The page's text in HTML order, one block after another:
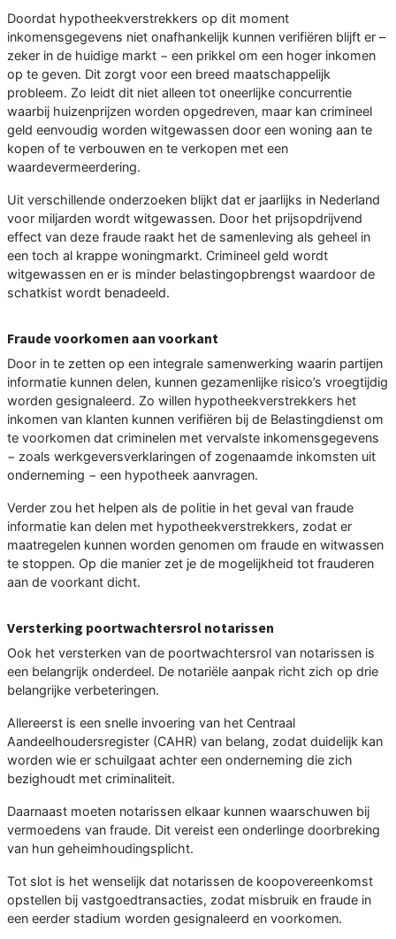
Doordat hypotheekverstrekkers op dit moment
inkomensgegevens niet onafhankelijk kunnen verifiëren blijft er –
zeker in de huidige markt − een prikkel om een hoger inkomen
op te geven. Dit zorgt voor een breed maatschappelijk
probleem. Zo leidt dit niet alleen tot oneerlijke concurrentie
waarbij huizenprijzen worden opgedreven, maar kan crimineel
geld eenvoudig worden witgewassen door een woning aan te
kopen of te verbouwen en te verkopen met een
waardevermeerdering.
Uit verschillende onderzoeken blijkt dat er jaarlijks in Nederland
voor miljarden wordt witgewassen. Door het prijsopdrijvend
effect van deze fraude raakt het de samenleving als geheel in
een toch al krappe woningmarkt. Crimineel geld wordt
witgewassen en er is minder belastingopbrengst waardoor de
schatkist wordt benadeeld.
Fraude voorkomen aan voorkant
Door in te zetten op een integrale samenwerking waarin partijen
informatie kunnen delen, kunnen gezamenlijke risico’s vroegtijdig
worden gesignaleerd. Zo willen hypotheekverstrekkers het
inkomen van klanten kunnen verifiëren bij de Belastingdienst om
te voorkomen dat criminelen met vervalste inkomensgegevens
− zoals werkgeversverklaringen of zogenaamde inkomsten uit
onderneming − een hypotheek aanvragen.
Verder zou het helpen als de politie in het geval van fraude
informatie kan delen met hypotheekverstrekkers, zodat er
maatregelen kunnen worden genomen om fraude en witwassen
te stoppen. Op die manier zet je de mogelijkheid tot frauderen
aan de voorkant dicht.
Versterking poortwachtersrol notarissen
Ook het versterken van de poortwachtersrol van notarissen is
een belangrijk onderdeel. De notariële aanpak richt zich op drie
belangrijke verbeteringen.
Allereerst is een snelle invoering van het Centraal
Aandeelhoudersregister (CAHR) van belang, zodat duidelijk kan
worden wie er schuilgaat achter een onderneming die zich
bezighoudt met criminaliteit.
Daarnaast moeten notarissen elkaar kunnen waarschuwen bij
vermoedens van fraude. Dit vereist een onderlinge doorbreking
van hun geheimhoudingsplicht.
Tot slot is het wenselijk dat notarissen de koopovereenkomst
opstellen bij vastgoedtransacties, zodat misbruik en fraude in
een eerder stadium worden gesignaleerd en voorkomen.